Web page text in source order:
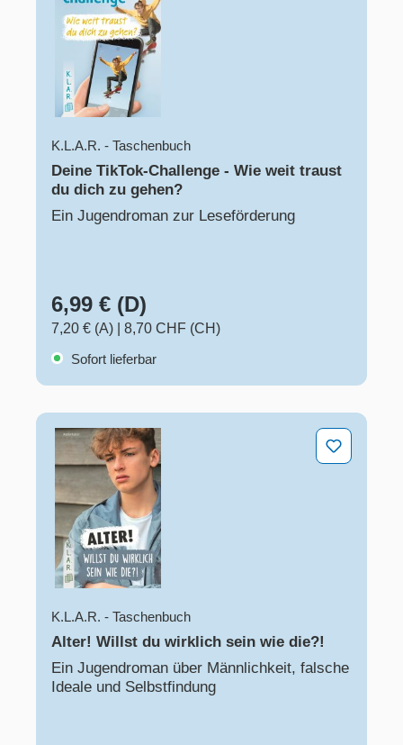
K.L.A.R. - Taschenbuch
Deine TikTok-Challenge - Wie weit traust
du dich zu gehen?
Ein Jugendroman zur Leseförderung
6,99 € (D)
7,20 € (A)
8,70 CHF (CH)
Sofort lieferbar
Alter! Willst du wirklich sein wie die?!
K.L.A.R. - Taschenbuch
Alter! Willst du wirklich sein wie die?!
Ein Jugendroman über Männlichkeit, falsche
Ideale und Selbstfindung